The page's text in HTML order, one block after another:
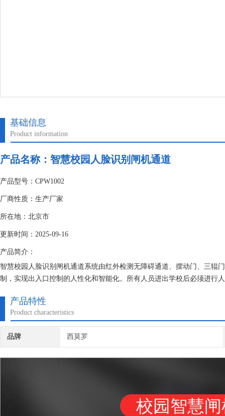
基础信息
Product information
产品名称： 智慧校园人脸识别闸机通道
产品型号：CPW1002
厂商性质：生产厂家
所在地：北京市
更新时间：2025-09-16
产品简介：
智慧校园人脸识别闸机通道系统由红外检测无障碍通道、摆动门、三辊
制，实现出入口控制的人性化和智能化。所有人员进出学校后必须进行
产品特性
Product characteristics
品牌 西莫罗
校园智慧